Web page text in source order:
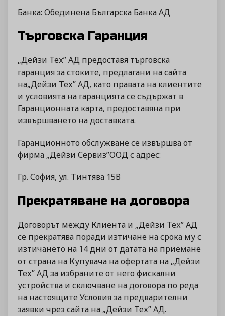
Банка: Обединена Българска Банка АД
Търговска Гаранция
„Дейзи Тех” АД предоставя търговска
гаранция за стоките, предлагани на сайта
на„Дейзи Тех” АД, като правата на клиентите
и условията на гаранцията се съдържат в
Гаранционната карта, предоставяна при
извършването на доставката.
Гаранционното обслужване се извършва от
фирма „Дейзи Сервиз”ООД с адрес:
Гр. София, ул. Тинтява 15В
Прекратяване на договора
Договорът между Клиента и „Дейзи Тех” АД
се прекратява поради изтичане на срока му с
изтичането на 14 дни от датата на приемане
от страна на Купувача на офертата на „Дейзи
Тех” АД за избраните от него фискални
устройства и сключване на договора по реда
на настоящите Условия за предварителни
заявки чрез сайта на „Дейзи Тех” АД.